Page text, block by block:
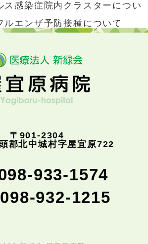
ス感染症院内クラスターについ
ルエンザ予防接種について
〒901-2304
郡北中城村字屋宜原722
933-1574
932-1215